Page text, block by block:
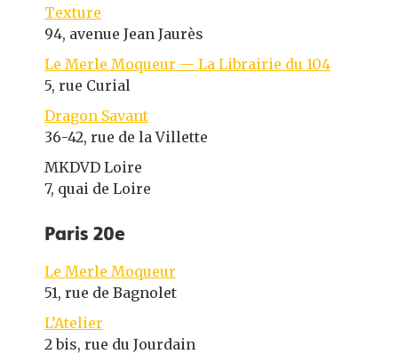
Texture
94, avenue Jean Jaurès
Le Merle Moqueur — La Librairie du 104
5, rue Curial
Dragon Savant
36-42, rue de la Villette
MKDVD Loire
7, quai de Loire
Paris 20e
Le Merle Moqueur
51, rue de Bagnolet
L’Atelier
2 bis, rue du Jourdain